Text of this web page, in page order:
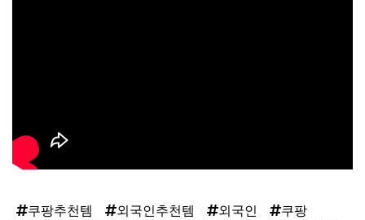
쿠팡추천템 외국인추천템 외국인
쿠팡